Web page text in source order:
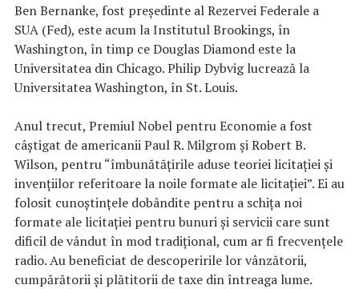
Ben Bernanke, fost preşedinte al Rezervei Federale a
SUA (Fed), este acum la Institutul Brookings, în
Washington, în timp ce Douglas Diamond este la
Universitatea din Chicago. Philip Dybvig lucrează la
Universitatea Washington, în St. Louis.
Anul trecut, Premiul Nobel pentru Economie a fost
câştigat de americanii Paul R. Milgrom şi Robert B.
Wilson, pentru “îmbunătăţirile aduse teoriei licitaţiei şi
invenţiilor referitoare la noile formate ale licitaţiei”. Ei au
folosit cunoştinţele dobândite pentru a schiţa noi
formate ale licitaţiei pentru bunuri şi servicii care sunt
dificil de vândut în mod tradiţional, cum ar fi frecvenţele
radio. Au beneficiat de descoperirile lor vânzătorii,
cumpărătorii şi plătitorii de taxe din întreaga lume.